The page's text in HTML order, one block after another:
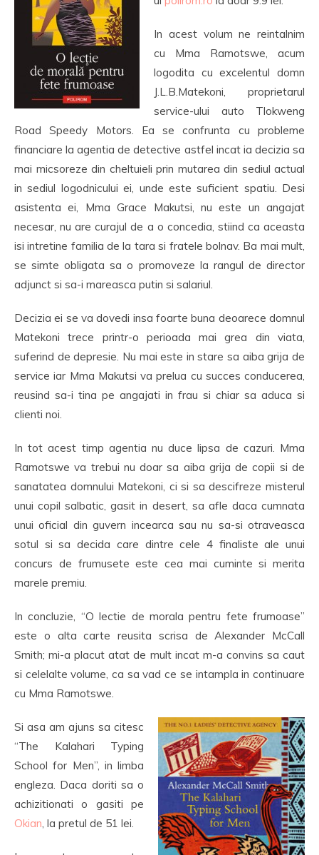
In acest volum ne reintalnim
cu Mma Ramotswe, acum
logodita cu excelentul domn
J.L.B.Matekoni, proprietarul
service-ului auto Tlokweng
Road Speedy Motors. Ea se confrunta cu probleme
financiare la agentia de detective astfel incat ia decizia sa
mai micsoreze din cheltuieli prin mutarea din sediul actual
in sediul logodnicului ei, unde este suficient spatiu. Desi
asistenta ei, Mma Grace Makutsi, nu este un angajat
necesar, nu are curajul de a o concedia, stiind ca aceasta
isi intretine familia de la tara si fratele bolnav. Ba mai mult,
se simte obligata sa o promoveze la rangul de director
adjunct si sa-i mareasca putin si salariul.
Decizia ei se va dovedi insa foarte buna deoarece domnul
Matekoni trece printr-o perioada mai grea din viata,
suferind de depresie. Nu mai este in stare sa aiba grija de
service iar Mma Makutsi va prelua cu succes conducerea,
reusind sa-i tina pe angajati in frau si chiar sa aduca si
clienti noi.
In tot acest timp agentia nu duce lipsa de cazuri. Mma
Ramotswe va trebui nu doar sa aiba grija de copii si de
sanatatea domnului Matekoni, ci si sa descifreze misterul
unui copil salbatic, gasit in desert, sa afle daca cumnata
unui oficial din guvern incearca sau nu sa-si otraveasca
sotul si sa decida care dintre cele 4 finaliste ale unui
concurs de frumusete este cea mai cuminte si merita
marele premiu.
In concluzie, “O lectie de morala pentru fete frumoase”
este o alta carte reusita scrisa de Alexander McCall
Smith; mi-a placut atat de mult incat m-a convins sa caut
si celelalte volume, ca sa vad ce se intampla in continuare
cu Mma Ramotswe.
Si asa am ajuns sa citesc
“The Kalahari Typing
School for Men”, in limba
engleza. Daca doriti sa o
achizitionati o gasiti pe
Okian, la pretul de 51 lei.